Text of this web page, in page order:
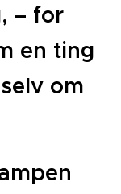
– for
en ting
om